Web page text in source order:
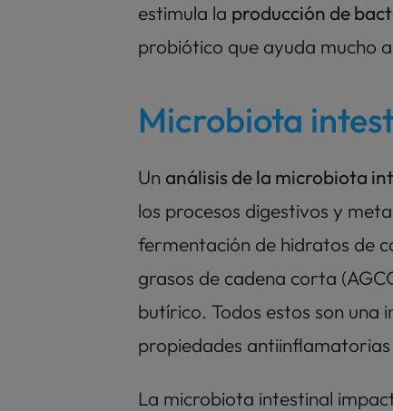
estimula la producción de
probiótico que ayuda mucho
Microbiota
Un análisis de la microbiota
los procesos digestivos y
fermentación de hidratos de
grasos de cadena corta
butírico. Todos estos son
propiedades
La microbiota intestinal